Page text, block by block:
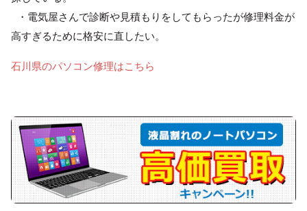
・電気屋さんで診断や見積もりをしてもらったが修理料金が
高すぎるために格安に直したい。
石川県のパソコン修理はこちら